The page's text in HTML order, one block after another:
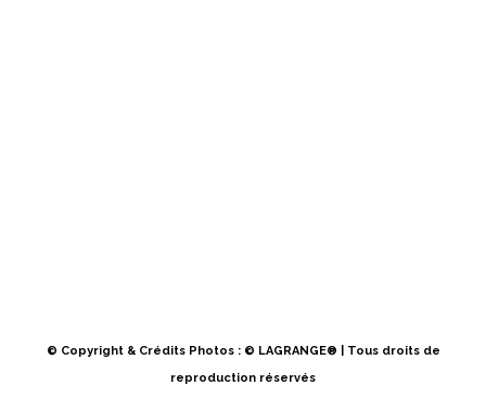
© Copyright & Crédits Photos : © LAGRANGE® | Tous droits de
reproduction réservés